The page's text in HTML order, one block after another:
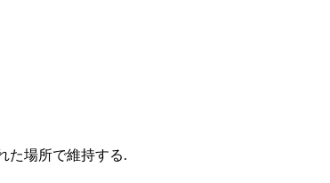
た場所で維持する.